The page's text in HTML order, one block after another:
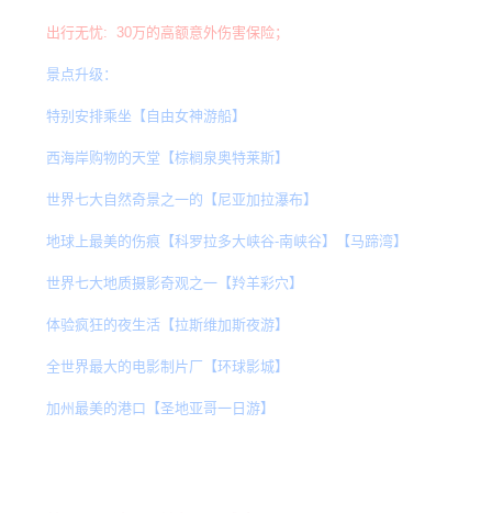
出行无忧: 30万的高额意外伤害保险；
景点升级：
特别安排乘坐【自由女神游船】
西海岸购物的天堂【棕榈泉奥特莱斯】
世界七大自然奇景之一的【尼亚加拉瀑布】
地球上最美的伤痕【科罗拉多大峡谷-南峡谷】【马蹄湾】
世界七大地质摄影奇观之一【羚羊彩穴】
体验疯狂的夜生活【拉斯维加斯夜游】
全世界最大的电影制片厂【环球影城】
加州最美的港口【圣地亚哥一日游】